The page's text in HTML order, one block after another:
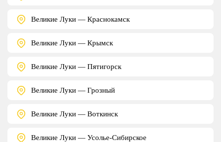
Великие Луки — Краснокамск
Великие Луки — Крымск
Великие Луки — Пятигорск
Великие Луки — Грозный
Великие Луки — Воткинск
Великие Луки — Усолье-Сибирское